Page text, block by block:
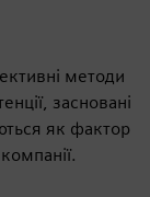
методи
засновані
як фактор